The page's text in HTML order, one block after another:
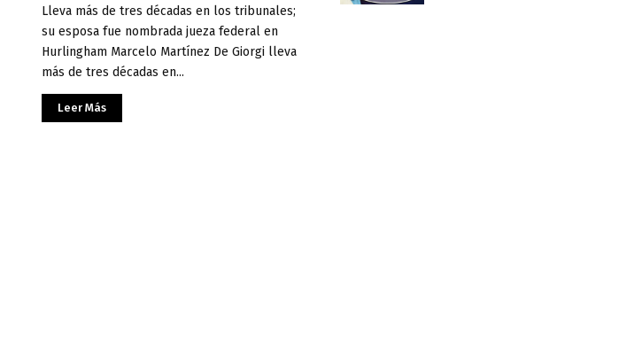
Lleva más de tres décadas en los tribunales;
su esposa fue nombrada jueza federal en
Hurlingham Marcelo Martínez De Giorgi lleva
más de tres décadas en...
Leer Más